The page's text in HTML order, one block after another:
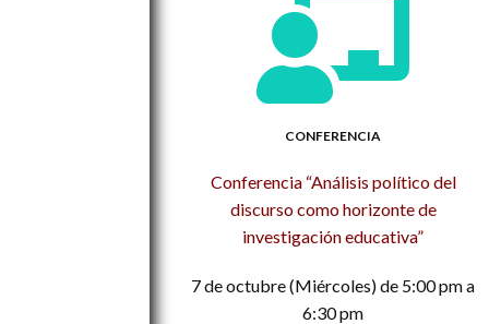
CONFERENCIA
Conferencia “Análisis político del
discurso como horizonte de
investigación educativa”
7 de octubre (Miércoles) de 5:00 pm a
6:30 pm